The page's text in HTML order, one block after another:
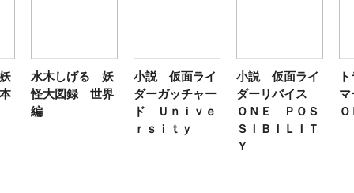
小説 仮面ライ
ダーガッチャー
ド Ｕｎｉｖｅ
小説 仮面ライ
ダーリバイス
ＯＮＥ ＰＯＳ
ＳＩＢＩＬＩＴ
トランスフォー
マーＦＡＮＢＯ
ＯＫ２０２６